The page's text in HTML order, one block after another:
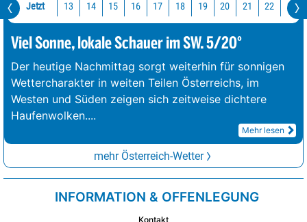
Jetzt 13 14 15 16 17 18 19 20 21 22 23
Viel Sonne, lokale Schauer im SW. 5/20°
Der heutige Nachmittag sorgt weiterhin für sonnigen
Wettercharakter in weiten Teilen Österreichs, im
Westen und Süden zeigen sich zeitweise dichtere
Haufenwolken....
Mehr lesen
mehr Österreich-Wetter
INFORMATION & OFFENLEGUNG
Kontakt